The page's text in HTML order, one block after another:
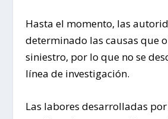
Hasta el momento, las
determinado las causas que
siniestro, por lo que no se
línea de investigación.
Las labores desarrolladas